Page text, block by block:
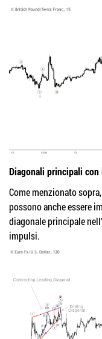
Diagonali principali
Come menzionato
possono anche essere
diagonale principale
impulsi.